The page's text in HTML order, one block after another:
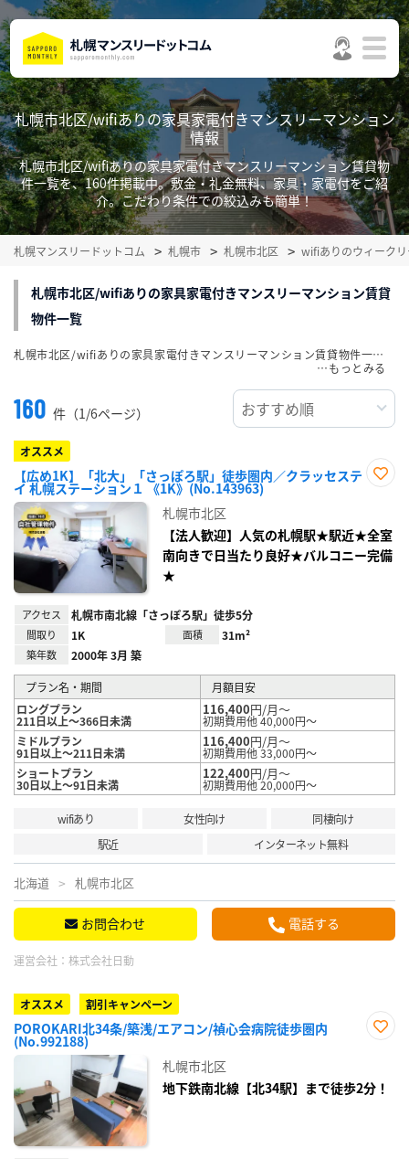
札幌市北区/wifiありの家具家電付きマンスリーマンション
情報
札幌市北区/wifiありの家具家電付きマンスリーマンション賃貸物
件一覧を、160件掲載中。敷金・礼金無料、家具・家電付をご紹
介。こだわり条件での絞込みも簡単！
札幌マンスリードットコム 札幌市 札幌市北区 wifiありのウィーク
札幌市北区/wifiありの家具家電付きマンスリーマンション賃貸
物件一覧
160 件（1/6ページ）
オススメ
【広め1K】「北大」「さっぽろ駅」徒歩圏内／クラッセステ
イ 札幌ステーション１ 《1K》(No.143963)
録
札幌市北区
【法人歓迎】人気の札幌駅★駅近★全室
南向きで日当たり良好★バルコニー完備
★
アクセス 札幌市南北線「さっぽろ駅」徒歩5分
間取り 1K 面積 31m²
築年数 2000年 3月 築
プラン名・期間
月額目安
ロングプラン
211日以上～366日未満
116,400円/月～
初期費用他 40,000円～
ミドルプラン
91日以上～211日未満
116,400円/月～
初期費用他 33,000円～
ショートプラン
30日以上～91日未満
122,400円/月～
初期費用他 20,000円～
wifiあり 女性向け
同棲向け
駅近
インターネット無料
北海道 札幌市北区
お問合わせ 電話する
運営会社： 株式会社日動
オススメ 割引キャンペーン
POROKARI北34条/築浅/エアコン/禎心会病院徒歩圏内
(No.992188)
録
札幌市北区
地下鉄南北線【北34駅】まで徒歩2分！
札幌市北区/wifiありの家具家電付きマンスリーマンション賃貸物件一覧を、160件掲載中。敷金・礼金無料、家具・家電付をご紹介。こだわり条件での絞込みも簡単！
…